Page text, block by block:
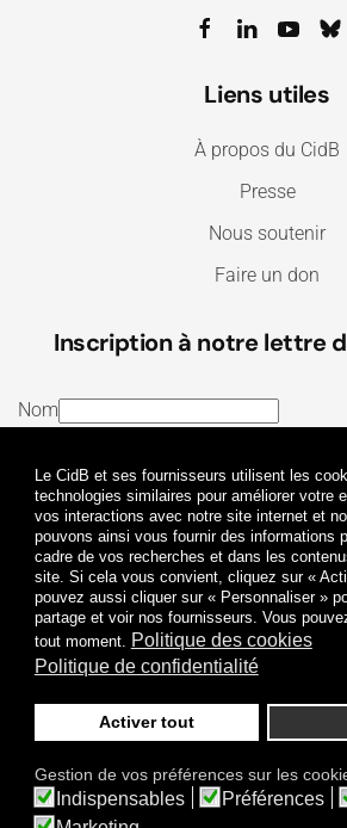
Le CidB et ses fournisseurs utilisent les
technologies similaires pour améliorer votre
vos interactions avec notre site internet et
pouvons ainsi vous fournir des informations
cadre de vos recherches et dans les
site. Si cela vous convient, cliquez sur «
pouvez aussi cliquer sur « Personnaliser »
partage et voir nos fournisseurs. Vous
tout moment. Politique des cookies
Politique de confidentialité
Activer tout
Gestion de vos préférences sur les
Indispensables Préférences
Liens utiles
À propos du CidB
Presse
Nous soutenir
Faire un don
Inscription à notre lettre
Nom
J’ai lu et j’accepte lesTermes et
Politique de confidentialité
Je m'abonne
© 2009-2026 CidB. Tous